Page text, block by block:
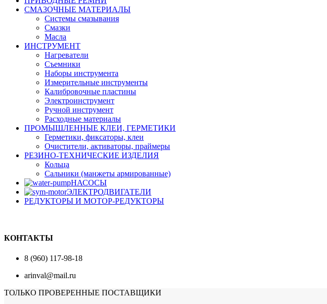
СМАЗОЧНЫЕ МАТЕРИАЛЫ
Системы смазывания
Смазки
Масла
ИНСТРУМЕНТ
Нагреватели
Съемники
Наборы инструмента
Измерительные инструменты
Калибровочные пластины
Электроинструмент
Ручной инструмент
Расходные материалы
ПРОМЫШЛЕННЫЕ КЛЕИ, ГЕРМЕТИКИ
Герметики, фиксаторы, клеи
Очистители, активаторы, праймеры
РЕЗИНО-ТЕХНИЧЕСКИЕ ИЗДЕЛИЯ
Кольца
Сальники (манжеты армированные)
НАСОСЫ
ЭЛЕКТРОДВИГАТЕЛИ
РЕДУКТОРЫ И МОТОР-РЕДУКТОРЫ
КОНТАКТЫ
8 (960) 117-98-18
arinval@mail.ru
ТОЛЬКО ПРОВЕРЕННЫЕ ПОСТАВЩИКИ